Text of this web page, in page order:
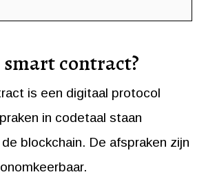
contract?
is een digitaal protocol
in codetaal staan
blockchain. De afspraken zijn